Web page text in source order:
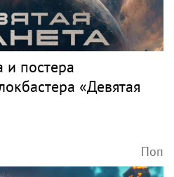
и постера
«Девятая
Поп